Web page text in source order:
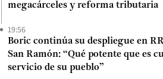
megacárceles y reforma tributaria
19:56
Boric continúa su despliegue en
San Ramón: “Qué potente que es
servicio de su pueblo”